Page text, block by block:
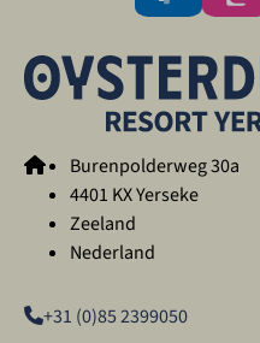
Burenpolderweg 30a
4401 KX Yerseke
Zeeland
Nederland
+31 (0)85 2399050